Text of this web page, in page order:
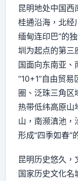
昆明地处中国西
桂通沿海，北经
缅甸连印巴”的
圳为起点的第三
国面向东南亚、
“10+1”自由贸
圈、泛珠三角区
热带低纬高原山
山，南濒滇池，
形成“四季如春”
昆明历史悠久
国家历史文化